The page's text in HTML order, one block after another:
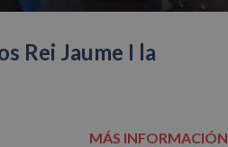
Rei Jaume I la
MÁS INFORMACIÓN